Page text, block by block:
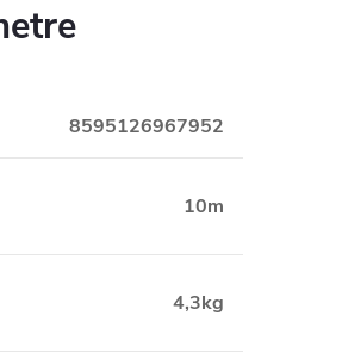
8595126967952
10m
4,3kg